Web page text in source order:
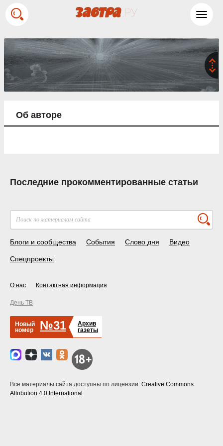
Об авторе
Последние прокомментированные статьи
Блоги и сообщества События Слово дня Видео
Спецпроекты
О нас Контактная информация
День ТВ
Новый
номер
№31
Архив
газеты
Все материалы сайта доступны по лицензии: Creative Commons
Attribution 4.0 International